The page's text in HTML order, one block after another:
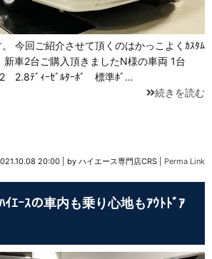
今回ご紹介させて頂くのはかっこよくｶｽﾀﾑ
車2台ご購入頂きましたN様の車両 1台
2.8ﾃﾞｨｰｾﾞﾙﾀｰﾎﾞ 標準ﾎﾞ…
続きを読む
20:00 by ハイエース専門店CRS Perma Link
ｲｴｰｽの車内も乗り心地もｱｳﾄﾄﾞｱ